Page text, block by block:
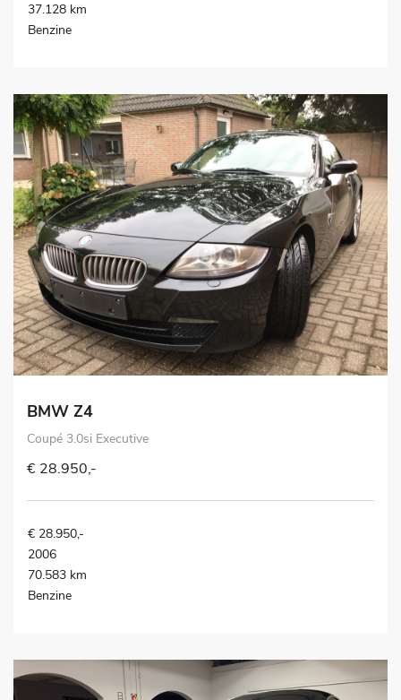
37.128 km
Benzine
BMW Z4
Coupé 3.0si Executive
€ 28.950,-
€ 28.950,-
2006
70.583 km
Benzine